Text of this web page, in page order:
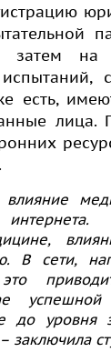
затем
есть,
В сети,
это
успешной
уровня
заключила